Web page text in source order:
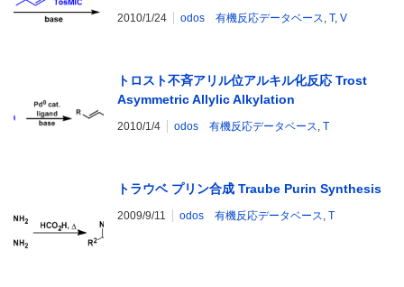
2010/1/24 odos 有機反応データベース, T, V
トロスト不斉アリル位アルキル化反応 Trost
Asymmetric Allylic Alkylation
2010/1/4 odos 有機反応データベース, T
トラウベ プリン合成 Traube Purin Synthesis
2009/9/11 odos 有機反応データベース, T